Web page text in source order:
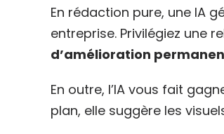
En rédaction pure, une IA
entreprise. Privilégiez une
d’amélioration
En outre, l’IA vous fait
plan, elle suggère les